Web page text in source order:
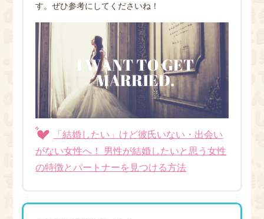
す。ぜひ参考にしてくださいね！
「結婚したい」けど彼氏いない・出会い
がない女性へ！ 男性が結婚したいと思う女性
の特徴とパートナーを見つける方法